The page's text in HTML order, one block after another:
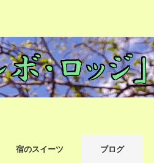
宿のスイーツ ブログ